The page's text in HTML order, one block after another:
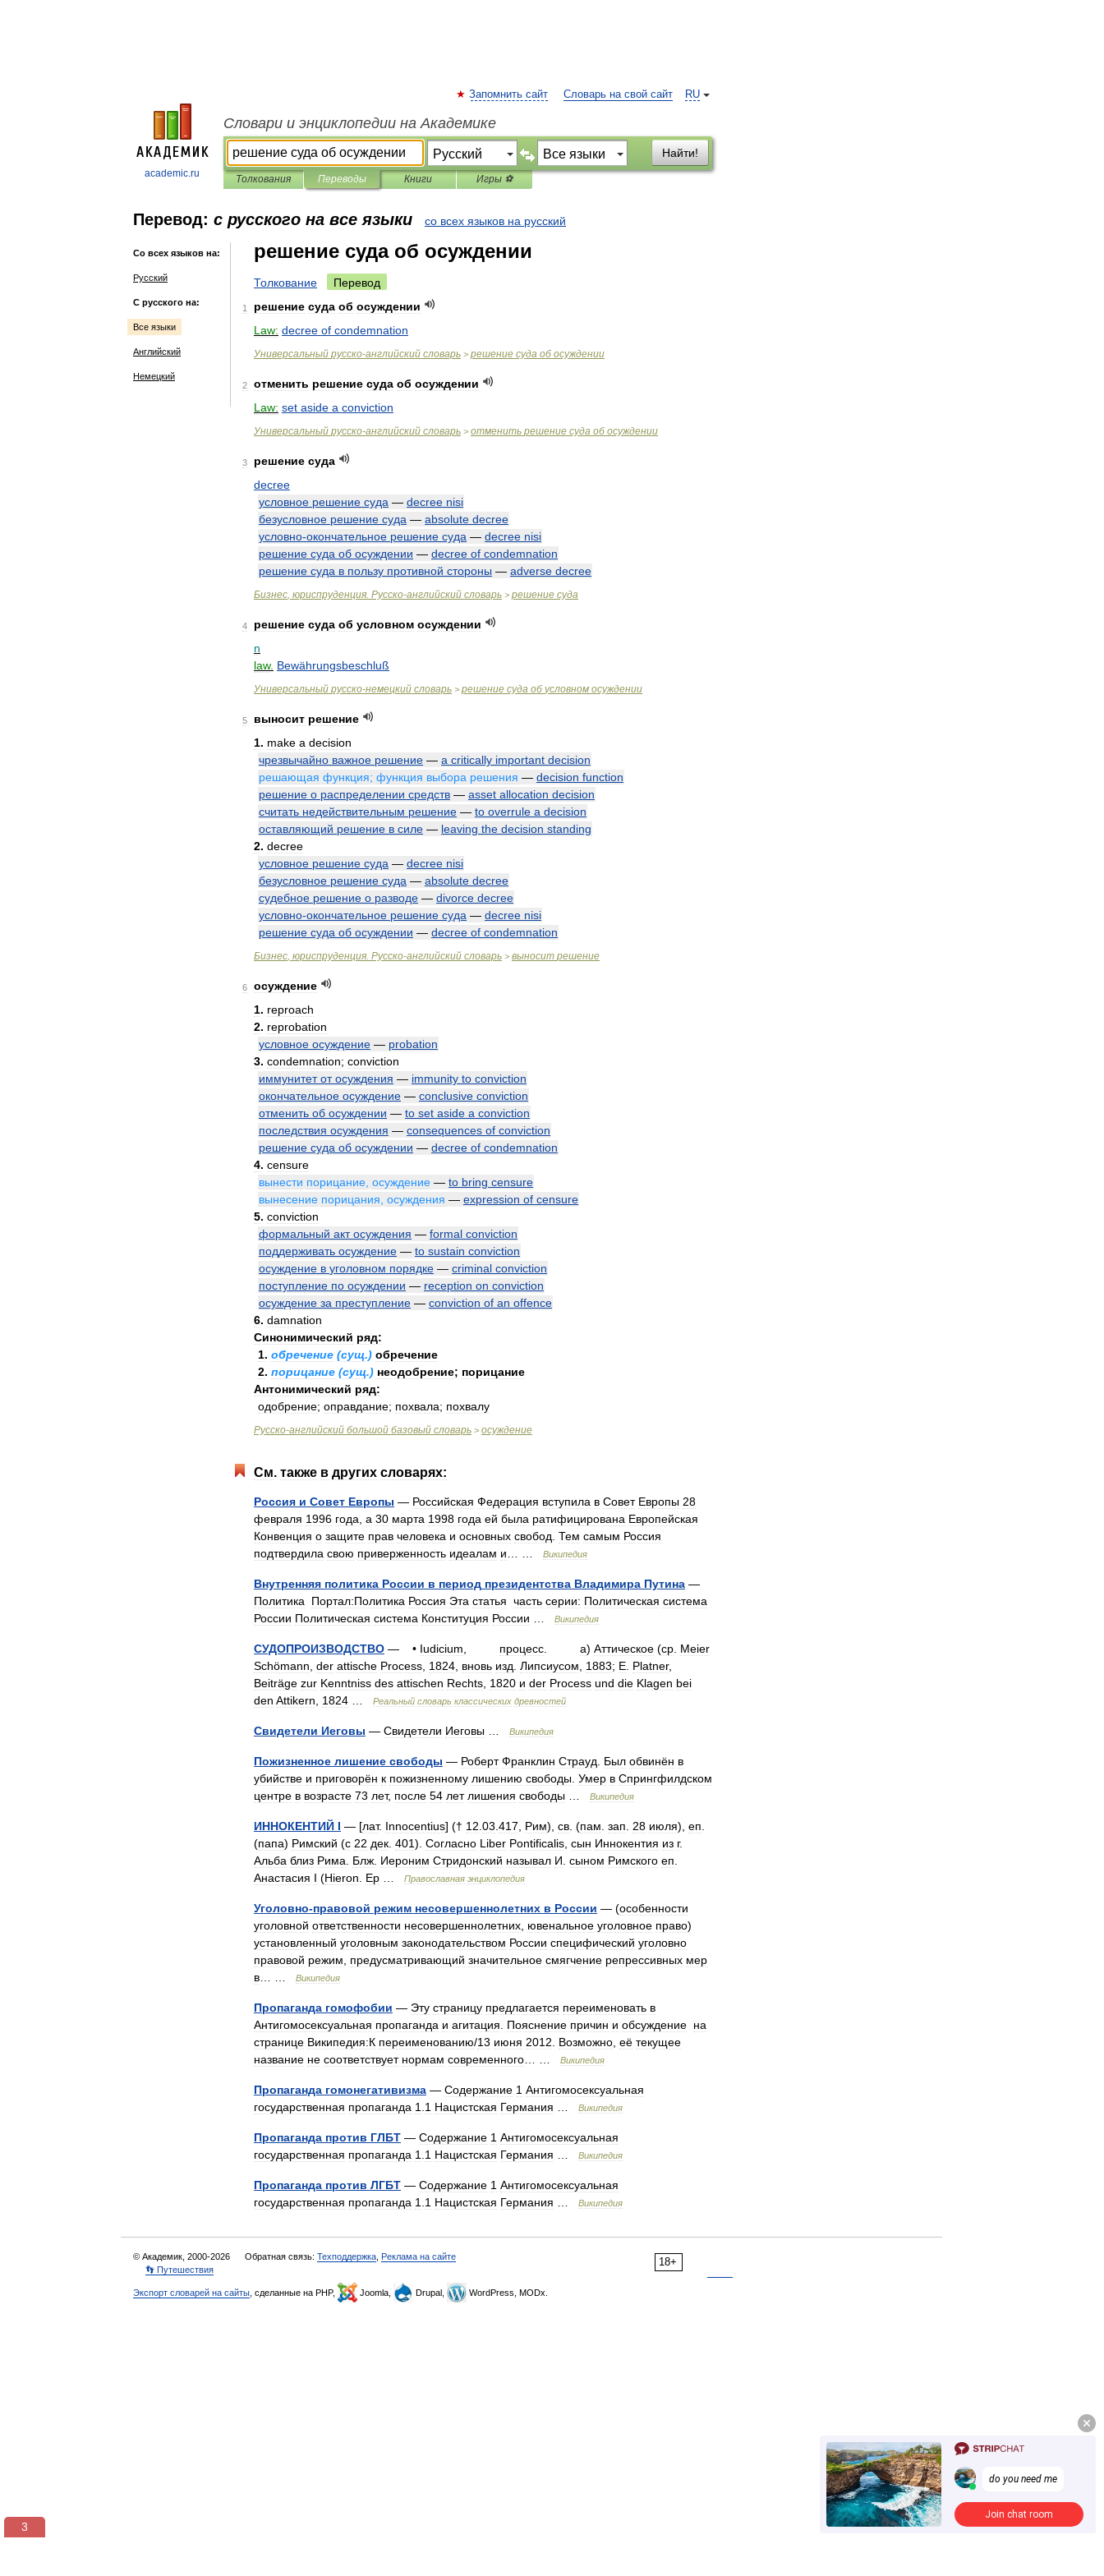
academic.ru
RU
Запомнить сайт Словарь на свой сайт
Словари и энциклопедии на Академике
Найти!
Толкования Переводы Книги Игры ⚽
Перевод: с русского на все языки со всех языков на русский
Со всех языков на:
Русский
С русского на:
Все языки
Английский
Немецкий
решение суда об осуждении
Толкование Перевод
1 решение суда об осуждении
Law: decree of condemnation
Универсальный русско-английский словарь > решение суда об осуждении
2 отменить решение суда об осуждении
Law: set aside a conviction
Универсальный русско-английский словарь > отменить решение суда об осуждении
3 решение суда
decree
условное решение суда — decree nisi
безусловное решение суда — absolute decree
условно-окончательное решение суда — decree nisi
решение суда об осуждении — decree of condemnation
решение суда в пользу противной стороны — adverse decree
Бизнес, юриспруденция. Русско-английский словарь > решение суда
4 решение суда об условном осуждении
n
law. Bewährungsbeschluß
Универсальный русско-немецкий словарь > решение суда об условном осуждении
5 выносит решение
1. make a decision
чрезвычайно важное решение — a critically important decision
решающая функция; функция выбора решения — decision function
решение о распределении средств — asset allocation decision
считать недействительным решение — to overrule a decision
оставляющий решение в силе — leaving the decision standing
2. decree
условное решение суда — decree nisi
безусловное решение суда — absolute decree
судебное решение о разводе — divorce decree
условно-окончательное решение суда — decree nisi
решение суда об осуждении — decree of condemnation
Бизнес, юриспруденция. Русско-английский словарь > выносит решение
6
осуждение
1. reproach
2. reprobation
условное осуждение — probation
3. condemnation; conviction
иммунитет от осуждения — immunity to conviction
окончательное осуждение — conclusive conviction
отменить об осуждении — to set aside a conviction
последствия осуждения — consequences of conviction
решение суда об осуждении — decree of condemnation
4. censure
вынести порицание осуждение — to bring censure
вынесение порицания осуждения — expression of censure
5. conviction
формальный акт осуждения — formal conviction
поддерживать осуждение — to sustain conviction
осуждение в уголовном порядке — criminal conviction
поступление по осуждении — reception on conviction
осуждение за преступление — conviction of an offence
6. damnation
Синонимический ряд:
1. обречение (сущ.) обречение
2. порицание (сущ.) неодобрение; порицание
Антонимический ряд:
одобрение; оправдание; похвала; похвалу
Русско-английский большой базовый словарь > осуждение
См. также в других словарях:
Россия и Совет Европы — Российская Федерация вступила в Совет Европы 28
февраля 1996 года а 30 марта 1998 года ей была ратифицирована Европейская
Конвенция о защите прав человека и основных свобод Тем самым Россия
подтвердила свою приверженность идеалам и Википедия
Внутренняя политика России в период президентства Владимира Путина —
Политика
Портал:Политика Россия Эта статья часть серии: Политическая система
России Политическая система Конституция России Википедия
СУДОПРОИЗВОДСТВО — • Iudicium процесс a) Аттическое (ср Meier
Schömann der attische Process 1824 вновь изд Липсиусом 1883; E Platner,
Beiträge zur Kenntniss des attischen Rechts 1820 и der Process und die Klagen bei
den Attikern 1824 Реальный словарь классических древностей
Свидетели Иеговы — Свидетели Иеговы Википедия
Пожизненное лишение свободы — Роберт Франклин Страуд Был обвинён в
убийстве и приговорён к пожизненному лишению свободы Умер в Спрингфилдском
центре в возрасте 73 лет, после 54 лет лишения свободы Википедия
ИННОКЕНТИЙ I — [лат. Innocentius] († 12 03 417 Рим), св . (пам зап 28 июля), еп
(папа) Римский (с 22 дек 401). Согласно Liber Pontificalis сын Иннокентия из г.
Альба близ Рима Блж Иероним Стридонский называл И сыном Римского еп
Анастасия I (Hieron Ep Православная энциклопедия
Уголовно-правовой режим несовершеннолетних в России — (особенности
уголовной ответственности несовершеннолетних ювенальное уголовное право)
установленный уголовным законодательством России специфический уголовно
правовой режим предусматривающий значительное смягчение репрессивных мер
в
Википедия
Пропаганда гомофобии — Эту страницу предлагается переименовать в
Антигомосексуальная пропаганда и агитация Пояснение причин и обсуждение на
странице Википедия:К переименованию/13 июня 2012 Возможно её текущее
название не соответствует нормам современного Википедия
Пропаганда гомонегативизма — Содержание 1 Антигомосексуальная
государственная пропаганда 1 1 Нацистская Германия Википедия
Пропаганда против ГЛБТ — Содержание 1 Антигомосексуальная
государственная пропаганда 1 1 Нацистская Германия Википедия
Пропаганда против ЛГБТ — Содержание 1 Антигомосексуальная
государственная пропаганда 1 1 Нацистская Германия Википедия
18+
© Академик, 2000-2026 Обратная связь: Техподдержка Реклама на сайте
👣 Путешествия
Экспорт словарей на сайты , сделанные на PHP, Joomla, Drupal, WordPress, MODx.
3